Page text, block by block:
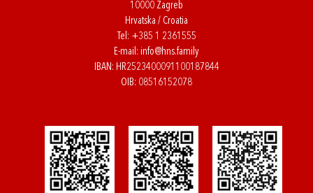
10000 Zagreb
Hrvatska / Croatia
Tel: +385 1 2361555
E-mail: info@hns.family
IBAN: HR2523400091100187844
OIB: 08516152078